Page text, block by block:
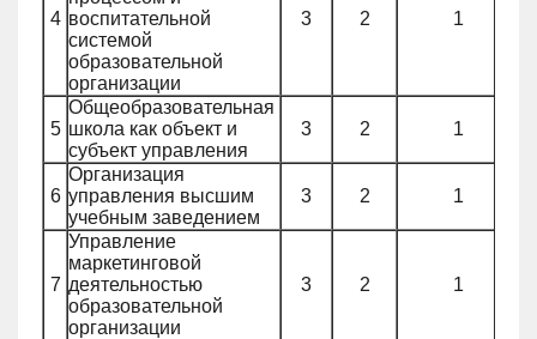
4 воспитательной
системой
образовательной
организации
3 2 1
5
Общеобразовательная
школа как объект и
субъект управления
3 2 1
6
Организация
управления высшим
учебным заведением
3 2 1
7
Управление
маркетинговой
деятельностью
образовательной
организации
3 2 1